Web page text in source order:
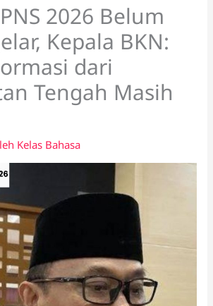
2026 Belum
Kepala BKN:
dari
Tengah Masih
Kelas Bahasa